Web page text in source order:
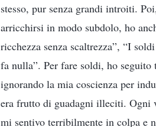
stesso, pur senza grandi introiti.
arricchirsi in modo subdolo, ho
ricchezza senza scaltrezza”, “I
fa nulla”. Per fare soldi, ho
ignorando la mia coscienza per
era frutto di guadagni illeciti. Ogni
mi sentivo terribilmente in colpa e